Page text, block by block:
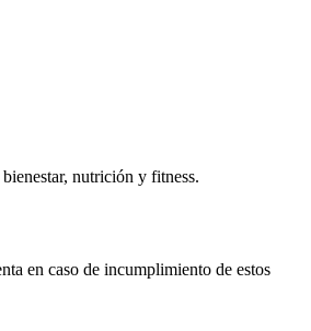
nutrición y fitness.
en caso de incumplimiento de estos